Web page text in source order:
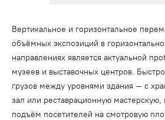
Вертикальное и горизонтальное
объёмных экспозиций в
направлениях является актуальной
музеев и выставочных центров.
грузов между уровнями здания – с
зал или реставрационную
подъём посетителей на смотровую